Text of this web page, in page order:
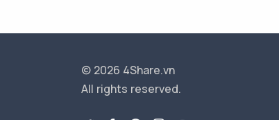
© 2026 4Share.vn
All rights reserved.